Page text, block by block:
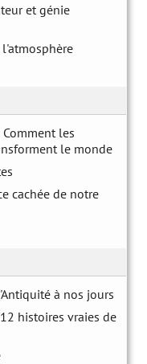
et génie
les
le monde
cachée de notre
à nos jours
histoires vraies de